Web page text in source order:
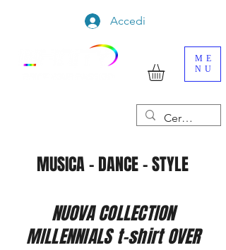
ME
NU
Accedi
MUSICA - DANCE - STYLE
NUOVA COLLECTION
MILLENNIALS t-shirt OVER